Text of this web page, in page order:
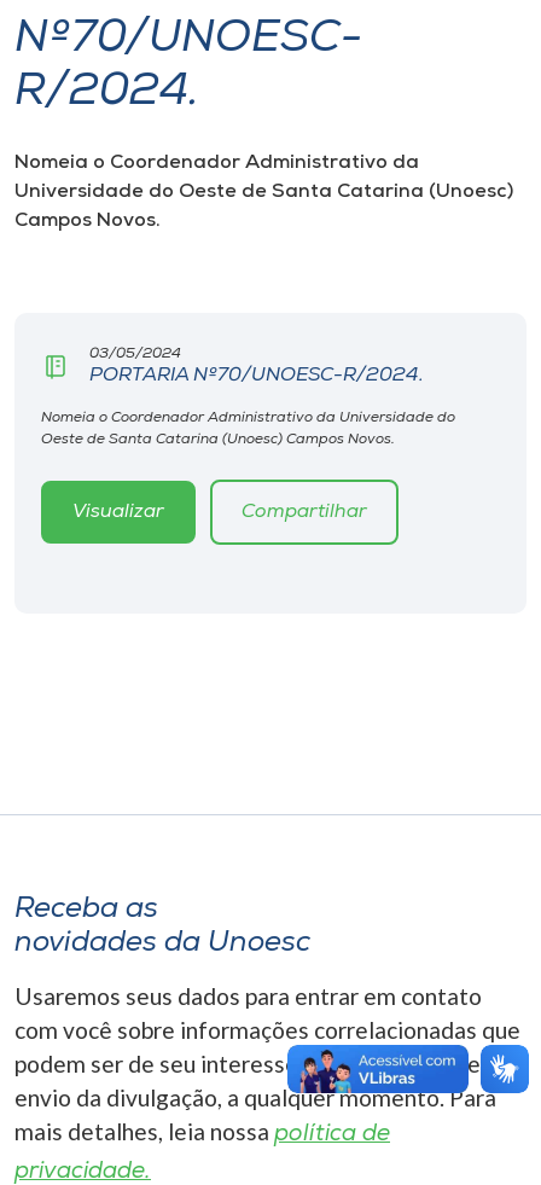
I.nova
Cultura
Editora
Rádio
A+
Nº70/UNOESC-
R/2024.
Nomeia o Coordenador Administrativo da
Universidade do Oeste de Santa Catarina (Unoesc)
Campos Novos.
03/05/2024
PORTARIA Nº70/UNOESC-R/2024.
Nomeia o Coordenador Administrativo da Universidade do
Oeste de Santa Catarina (Unoesc) Campos Novos.
Visualizar Compartilhar
Receba as
novidades da Unoesc
Usaremos seus dados para entrar em contato
com você sobre informações correlacionadas que
podem ser de seu interesse. Você pode cancelar o
envio da divulgação, a qualquer momento. Para
mais detalhes, leia nossa política de
privacidade.